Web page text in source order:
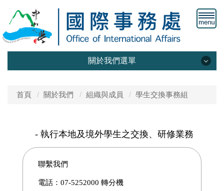
關於我們選單
中山歐盟中心
中山美國中心
首頁 關於我們 組織與成員 學生交換事務組
- 執行本地及境外學生之交換、研修業務
聯繫我們
電話：07-5252000 轉分機